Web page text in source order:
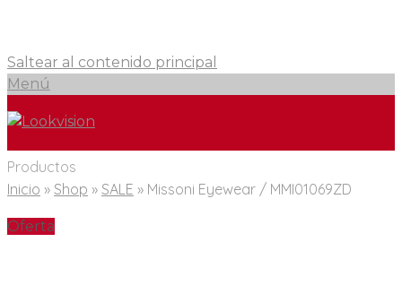
Saltear al contenido principal
Menú
Productos
Inicio » Shop » SALE » Missoni Eyewear / MMI01069ZD
Oferta